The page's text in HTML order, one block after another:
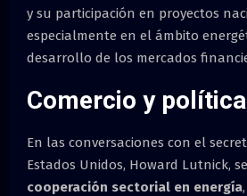
y su participación en proyectos
especialmente en el ámbito
desarrollo de los mercados
Comercio y
En las conversaciones con el
Estados Unidos, Howard Lutnick,
cooperación sectorial en energía